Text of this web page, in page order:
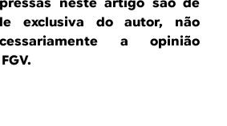
neste artigo são de
exclusiva do autor, não
a opinião